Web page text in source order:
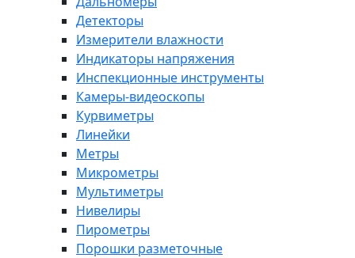
Детекторы
Измерители влажности
Индикаторы напряжения
Инспекционные инструменты
Камеры-видеоскопы
Курвиметры
Линейки
Метры
Микрометры
Мультиметры
Нивелиры
Пирометры
Порошки разметочные